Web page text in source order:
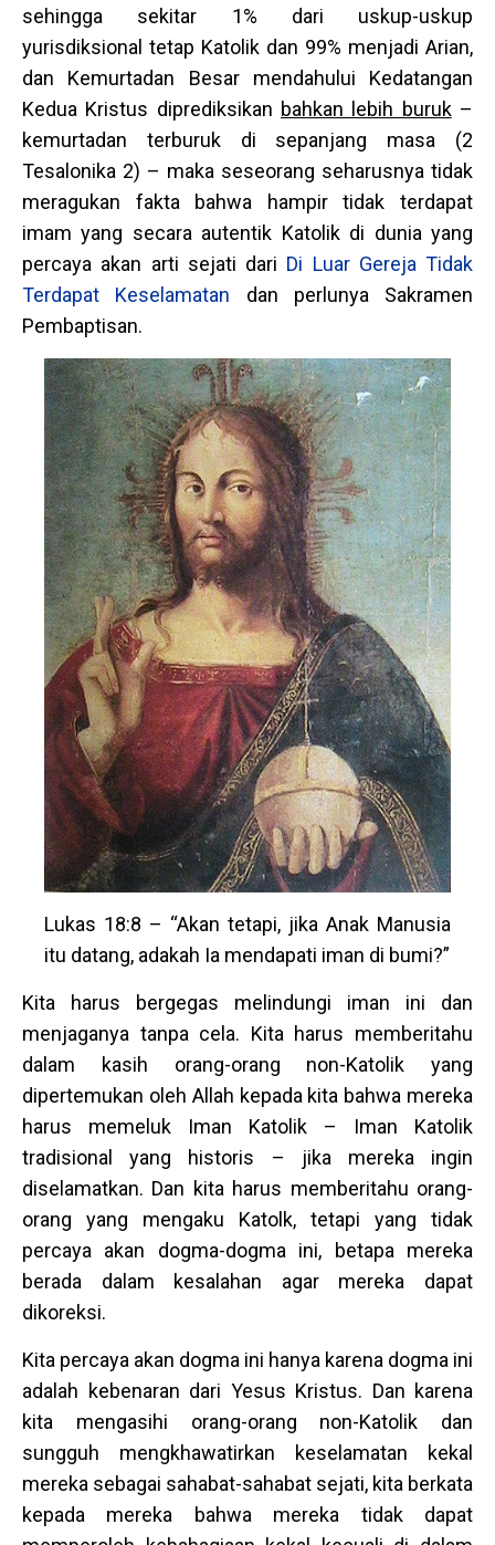
sehingga sekitar 1% dari uskup-uskup
yurisdiksional tetap Katolik dan 99% menjadi Arian,
dan Kemurtadan Besar mendahului Kedatangan
Kedua Kristus diprediksikan bahkan lebih buruk–
kemurtadan terburuk di sepanjang masa (2
Tesalonika 2) – maka seseorang seharusnya tidak
meragukan fakta bahwa hampir tidak terdapat
imam yang secara autentik Katolik di dunia yang
percaya akan arti sejati dari Di Luar Gereja Tidak
Terdapat Keselamatan dan perlunya Sakramen
Pembaptisan.
Lukas 18:8 – “Akan tetapi, jika Anak Manusia
itu datang, adakah Ia mendapati iman di bumi?”
Kita harus bergegas melindungi iman ini dan
menjaganya tanpa cela. Kita harus memberitahu
dalam kasih orang-orang non-Katolik yang
dipertemukan oleh Allah kepada kita bahwa mereka
harus memeluk Iman Katolik – Iman Katolik
tradisional yang historis – jika mereka ingin
diselamatkan. Dan kita harus memberitahu orang-
orang yang mengaku Katolk, tetapi yang tidak
percaya akan dogma-dogma ini, betapa mereka
berada dalam kesalahan agar mereka dapat
dikoreksi.
Kita percaya akan dogma ini hanya karena dogma ini
adalah kebenaran dari Yesus Kristus. Dan karena
kita mengasihi orang-orang non-Katolik dan
sungguh mengkhawatirkan keselamatan kekal
mereka sebagai sahabat-sahabat sejati, kita berkata
kepada mereka bahwa mereka tidak dapat